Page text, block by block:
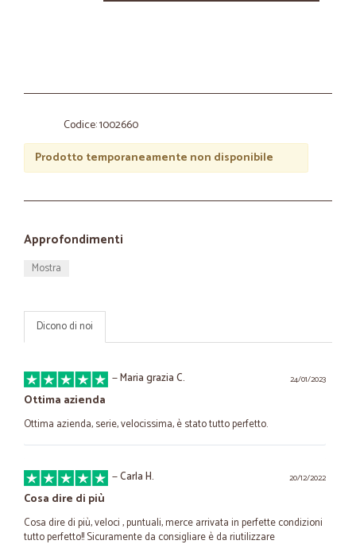
Codice: 1002660
Prodotto temporaneamente non disponibile
Approfondimenti
Mostra
Dicono di noi
24/01/2023
—Maria grazia C.
Ottima azienda
Ottima azienda, serie, velocissima, è stato tutto perfetto.
20/12/2022
—Carla H.
Cosa dire di più
Cosa dire di più, veloci , puntuali, merce arrivata in perfette condizioni
tutto perfetto!! Sicuramente da consigliare è da riutilizzare